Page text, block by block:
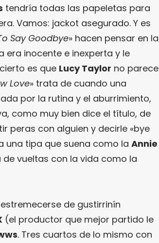
tendría todas las papeletas para
Vamos: jackot asegurado. Y es
Say Goodbye» hacen pensar en la
era inocente e inexperta y le
es que Lucy Taylor no parece
Love» trata de cuando una
por la rutina y el aburrimiento,
como muy bien dice el título, de
peras con alguien y decirle «bye
una tipa que suena como la Annie
vueltas con la vida como la
de gustirrinín
(el productor que mejor partido le
. Tres cuartos de lo mismo con